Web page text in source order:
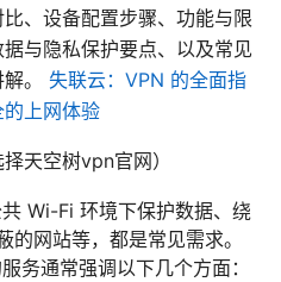
、设备配置步骤、功能与限
与隐私保护要点、以及常见
。 失联云：VPN 的全面指
上网体验
天空树vpn官网）
Wi-Fi 环境下保护数据、绕
网站等，都是常见需求。
务通常强调以下几个方面：